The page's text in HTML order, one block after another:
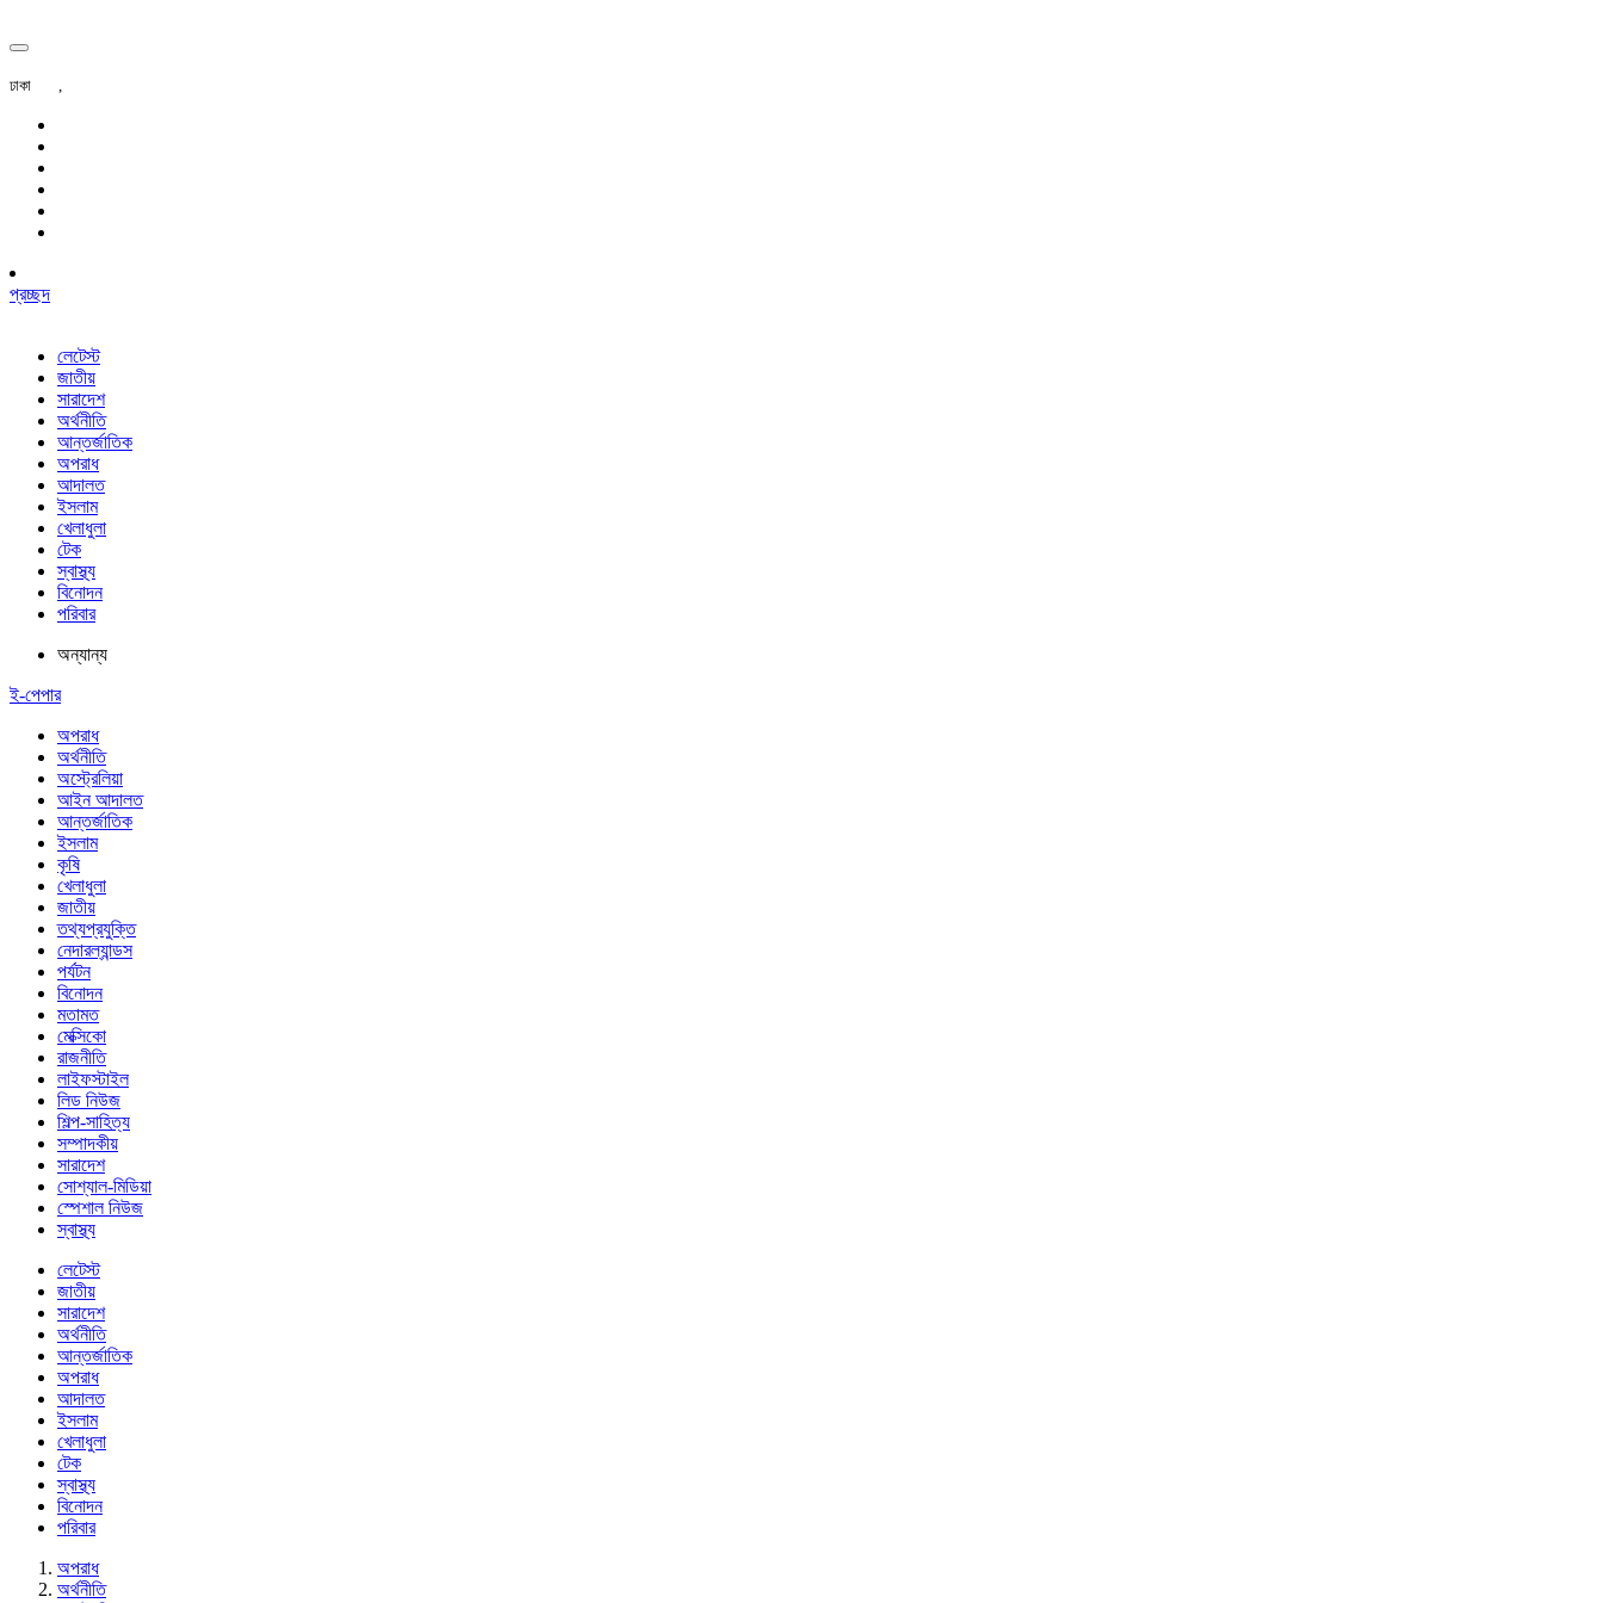
ঢাকা ,
প্রচ্ছদ
লেটেস্ট
জাতীয়
সারাদেশ
অর্থনীতি
আন্তর্জাতিক
অপরাধ
আদালত
ইসলাম
খেলাধুলা
টেক
স্বাস্থ্য
বিনোদন
পরিবার
অন্যান্য
ই-পেপার
অপরাধ
অর্থনীতি
অস্ট্রেলিয়া
আইন আদালত
আন্তর্জাতিক
ইসলাম
কৃষি
খেলাধুলা
জাতীয়
তথ্যপ্রযুক্তি
নেদারল্যান্ডস
পর্যটন
বিনোদন
মতামত
মেক্সিকো
রাজনীতি
লাইফস্টাইল
লিড নিউজ
শিল্প-সাহিত্য
সম্পাদকীয়
সারাদেশ
সোশ্যাল-মিডিয়া
স্পেশাল নিউজ
স্বাস্থ্য
লেটেস্ট
জাতীয়
সারাদেশ
অর্থনীতি
আন্তর্জাতিক
অপরাধ
আদালত
ইসলাম
খেলাধুলা
টেক
স্বাস্থ্য
বিনোদন
পরিবার
অপরাধ
অর্থনীতি